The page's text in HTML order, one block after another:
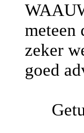
meteen
zeker
goed